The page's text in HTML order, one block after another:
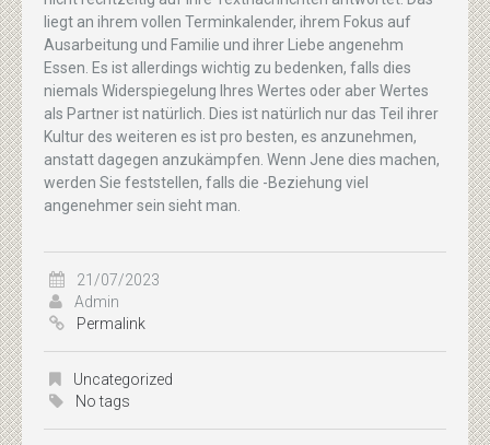
liegt an ihrem vollen Terminkalender, ihrem Fokus auf
Ausarbeitung und Familie und ihrer Liebe angenehm
Essen. Es ist allerdings wichtig zu bedenken, falls dies
niemals Widerspiegelung Ihres Wertes oder aber Wertes
als Partner ist natürlich. Dies ist natürlich nur das Teil ihrer
Kultur des weiteren es ist pro besten, es anzunehmen,
anstatt dagegen anzukämpfen. Wenn Jene dies machen,
werden Sie feststellen, falls die -Beziehung viel
angenehmer sein sieht man.
21/07/2023
Admin
Permalink
Uncategorized
No tags